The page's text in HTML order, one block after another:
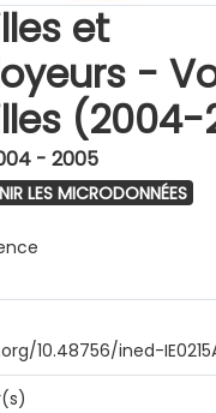
et
-
- 2005
LES MICRODONNÉES
10.48756/ined-